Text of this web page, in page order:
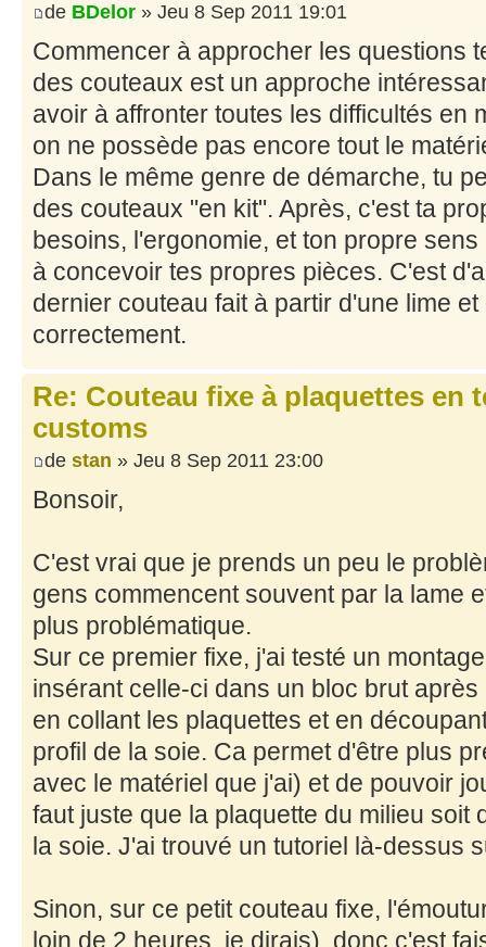
de BDelor » Jeu 8 Sep 2011 19:01
Commencer à approcher les questions
des couteaux est un approche
avoir à affronter toutes les difficultés en
on ne possède pas encore tout le
Dans le même genre de démarche, tu
des couteaux "en kit". Après, c'est ta
besoins, l'ergonomie, et ton propre
à concevoir tes propres pièces. C'est
dernier couteau fait à partir d'une lime
correctement.
Re: Couteau fixe à plaquettes en
customs
de stan » Jeu 8 Sep 2011 23:00
Bonsoir,
C'est vrai que je prends un peu le
gens commencent souvent par la lame
plus problématique.
Sur ce premier fixe, j'ai testé un
insérant celle-ci dans un bloc brut
en collant les plaquettes et en
profil de la soie. Ca permet d'être plus
avec le matériel que j'ai) et de pouvoir
faut juste que la plaquette du milieu soit
la soie. J'ai trouvé un tutoriel là-dessus
Sinon, sur ce petit couteau fixe,
loin de 2 heures, je dirais), donc c'est